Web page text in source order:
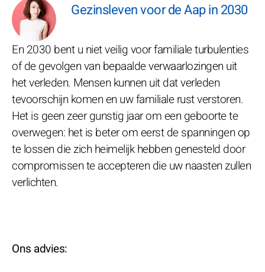
Gezinsleven voor de Aap in 2030
En 2030 bent u niet veilig voor familiale turbulenties
of de gevolgen van bepaalde verwaarlozingen uit
het verleden. Mensen kunnen uit dat verleden
tevoorschijn komen en uw familiale rust verstoren.
Het is geen zeer gunstig jaar om een geboorte te
overwegen: het is beter om eerst de spanningen op
te lossen die zich heimelijk hebben genesteld door
compromissen te accepteren die uw naasten zullen
verlichten.
Ons advies: